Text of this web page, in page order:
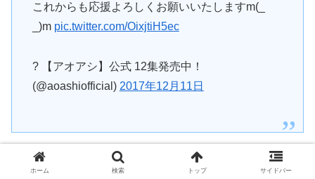
これからも応援よろしくお願いいたしますm(_
_)m pic.twitter.com/OixjtiH5ec
? 【アオアシ】公式 12集発売中！
(@aoashiofficial) 2017年12月11日
ホーム 検索 トップ サイドバー